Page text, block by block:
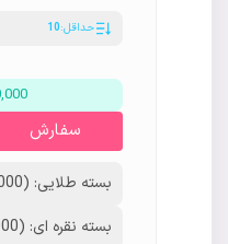
حداقل:10
سفارش
بسته طلایی: (443,000 تومان)
بسته نقره ای: (504,000 تومان)